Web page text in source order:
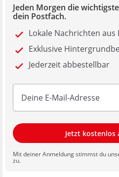
Jeden Morgen die
dein Postfach.
Lokale Nachrichten aus
Exklusive
Jederzeit abbestellbar
Jetzt kostenlos
Mit deiner Anmeldung stimmst du
zu.